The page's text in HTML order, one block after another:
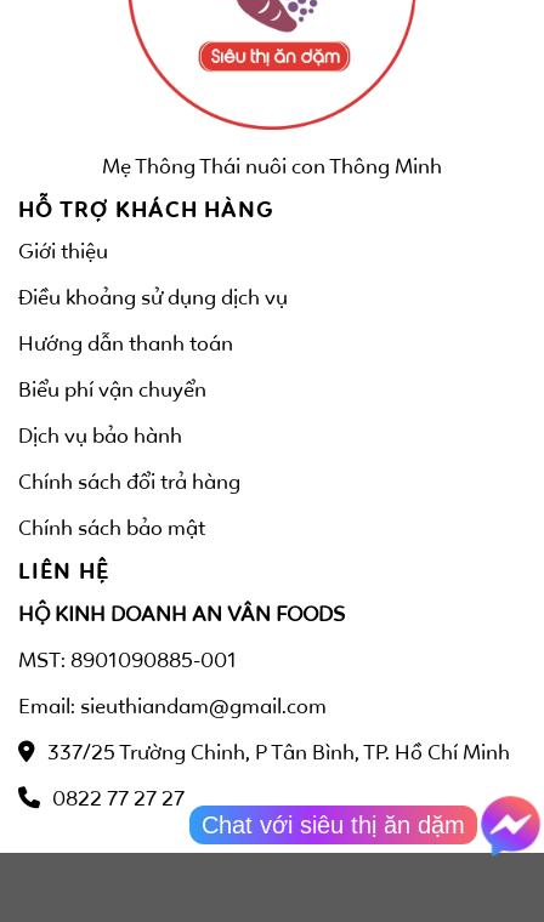
Mẹ Thông Thái nuôi con Thông Minh
HỖ TRỢ KHÁCH HÀNG
Giới thiệu
Điều khoảng sử dụng dịch vụ
Hướng dẫn thanh toán
Biểu phí vận chuyển
Dịch vụ bảo hành
Chính sách đổi trả hàng
Chính sách bảo mật
LIÊN HỆ
HỘ KINH DOANH AN VÂN FOODS
MST: 8901090885-001
Email: sieuthiandam@gmail.com
337/25 Trường Chinh, P Tân Bình, TP. Hồ Chí Minh
0822 77 27 27
Chat với siêu thị ăn dặm